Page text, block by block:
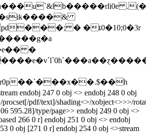
.
� �ȶ0�10;0�3r
�
��`���x��.$��h
endobj 247 0 obj <> endobj 248 0 obj
pdf/text]/shading<>/xobject<>>>/
595.28]/type/page>> endobj 249 0 obj <>
266 0 r] endobj 251 0 obj <> endobj
0 obj [271 0 r] endobj 254 0 obj <>stream